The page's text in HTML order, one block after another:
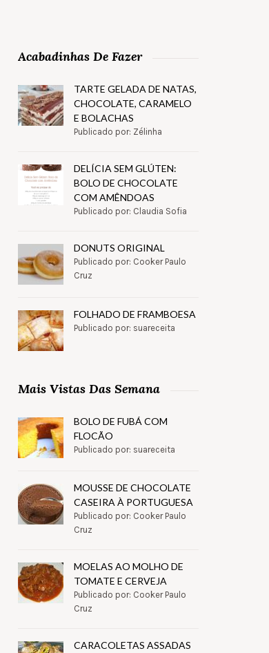
Acabadinhas De Fazer
TARTE GELADA DE NATAS,
CHOCOLATE, CARAMELO
E BOLACHAS
Publicado por: Zélinha
DELÍCIA SEM GLÚTEN:
BOLO DE CHOCOLATE
COM AMÊNDOAS
Publicado por: Claudia Sofia
DONUTS ORIGINAL
Publicado por: Cooker Paulo
Cruz
FOLHADO DE FRAMBOESA
Publicado por: suareceita
Mais Vistas Das Semana
BOLO DE FUBÁ COM
FLOCÃO
Publicado por: suareceita
MOUSSE DE CHOCOLATE
CASEIRA À PORTUGUESA
Publicado por: Cooker Paulo
Cruz
MOELAS AO MOLHO DE
TOMATE E CERVEJA
Publicado por: Cooker Paulo
Cruz
CARACOLETAS ASSADAS